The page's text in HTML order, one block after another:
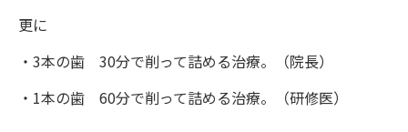
更に
・3本の歯 30分で削って詰める治療。（院長）
・1本の歯 60分で削って詰める治療。（研修医）